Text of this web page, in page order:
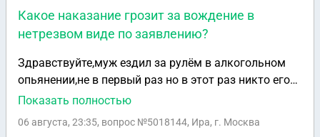
Какое наказание грозит за вождение в
нетрезвом виде по заявлению?
Здравствуйте,муж ездил за рулём в алкогольном
опьянении,не в первый раз но в этот раз никто его
не останавливал и не проверяли на алкоголь, кто-то
следующий день суд какое наказание ему грозит?
Показать полностью
06 августа, 23:35, вопрос №5018144, Ира, г. Москва